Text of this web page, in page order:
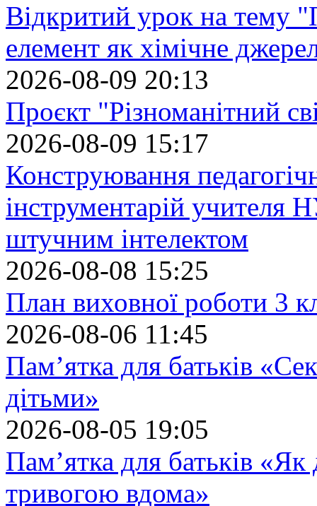
Відкритий урок на тему
елемент як хімічне
2026-08-09 20:13
Проєкт "Різноманітний
2026-08-09 15:17
Конструювання
інструментарій учителя
штучним інтелектом
2026-08-08 15:25
План виховної роботи 3
2026-08-06 11:45
Пам’ятка для батьків
дітьми»
2026-08-05 19:05
Пам’ятка для батьків
тривогою вдома»